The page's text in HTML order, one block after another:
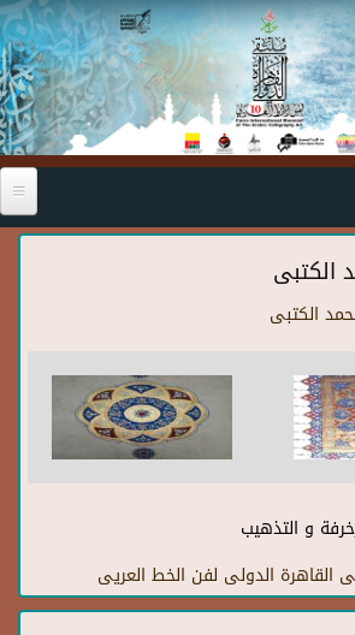
الكتبى
و التذهيب
القاهرة الدولى لفن الخط العريى